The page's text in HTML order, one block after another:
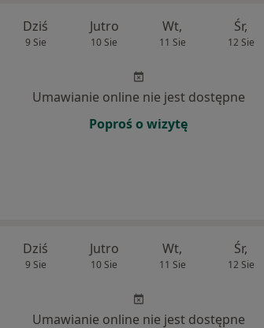
Dziś
9 Sie
Jutro
10 Sie
Wt,
11 Sie
Śr,
12 Sie
Umawianie online nie jest dostępne
Poproś o wizytę
Dziś
9 Sie
Jutro
10 Sie
Wt,
11 Sie
Śr,
12 Sie
Umawianie online nie jest dostępne